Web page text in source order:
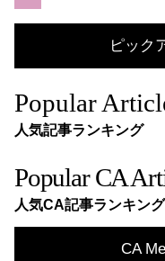
ピック
Popular
人気記事ランキング
Popular CA
人気CA記事ランキング
CA